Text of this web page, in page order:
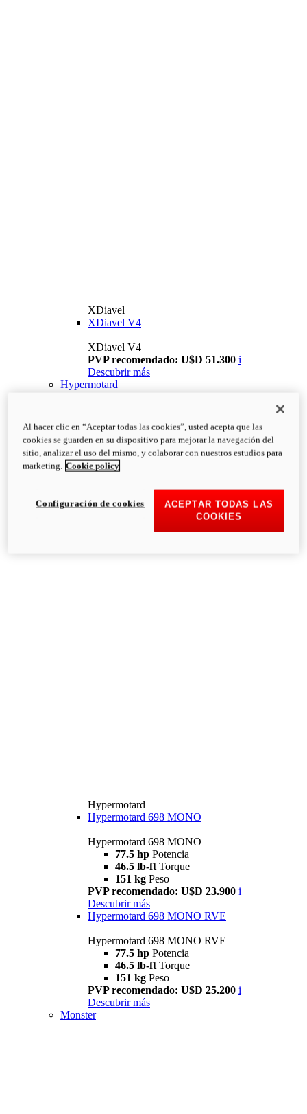
XDiavel
XDiavel V4
XDiavel V4
PVP recomendado: U$D 51.300 i
Descubrir más
Hypermotard
Hypermotard
Hypermotard 698 MONO
Hypermotard 698 MONO
77.5 hp Potencia
46.5 lb-ft Torque
151 kg Peso
PVP recomendado: U$D 23.900 i
Descubrir más
Hypermotard 698 MONO RVE
Hypermotard 698 MONO RVE
77.5 hp Potencia
46.5 lb-ft Torque
151 kg Peso
PVP recomendado: U$D 25.200 i
Descubrir más
Monster
Al hacer clic en “Aceptar todas las cookies”, usted acepta que las
cookies se guarden en su dispositivo para mejorar la navegación del
sitio, analizar el uso del mismo, y colaborar con nuestros estudios para
marketing. Cookie policy
ACEPTAR TODAS LAS
COOKIES
Configuración de cookies